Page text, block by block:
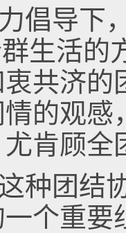
倡导下
生活的
共济的
的观
肯顾全
种团结
个重